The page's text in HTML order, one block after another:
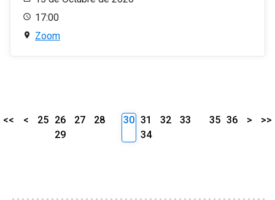
17:00
Zoom
<< < 25 26 27
28
29
30 31 32
33
34
35 36 > >>